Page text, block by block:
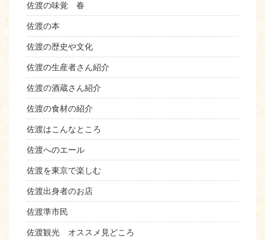
佐渡の味覚 春
佐渡の本
佐渡の歴史や文化
佐渡の生産者さん紹介
佐渡の酒蔵さん紹介
佐渡の食材の紹介
佐渡はこんなところ
佐渡へのエール
佐渡を東京で楽しむ
佐渡出身者のお店
佐渡準市民
佐渡観光 オススメ見どころ